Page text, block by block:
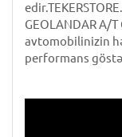
GEOLANDAR A/
avtomobilinizin
performans